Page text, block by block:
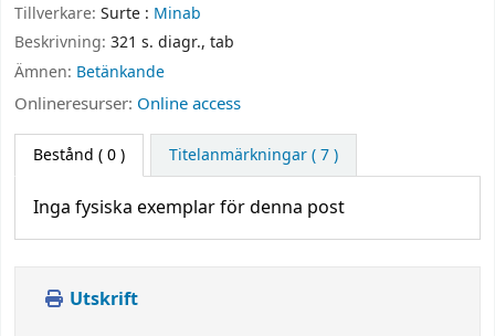
Tillverkare: Surte : Minab
Beskrivning: 321 s. diagr., tab
Ämnen: Betänkande
Onlineresurser: Online access
Bestånd ( 0 ) Titelanmärkningar ( 7 )
Inga fysiska exemplar för denna post
Utskrift